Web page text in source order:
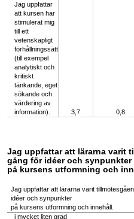
Jag uppfattar
att kursen har
stimulerat mig
till ett
vetenskapligt
förhållningssätt
(till exempel
analytiskt och
kritiskt
tänkande, eget
sökande och
värdering av
information).
3,7 0,8
Jag uppfattar att lärarna varit
gång för idéer och synpunkter
på kursens utformning och
Jag uppfattar att lärarna varit
idéer och synpunkter
på kursens utformning och innehåll.
i mycket liten grad